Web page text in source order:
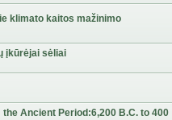
klimato kaitos mažinimo
įkūrėjai sėliai
Ancient Period:6,200 B.C. to 400